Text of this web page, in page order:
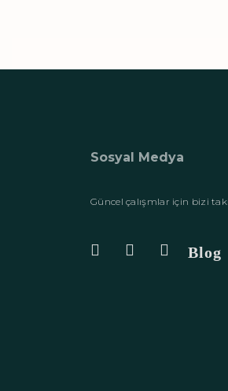
Sosyal Medya
Güncel çalışmlar için bizi